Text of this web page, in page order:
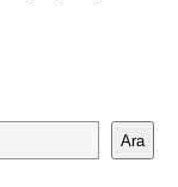
Ara